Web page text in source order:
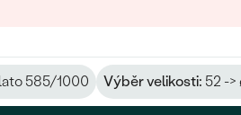
585/1000 Výběr velikosti: 52 ->